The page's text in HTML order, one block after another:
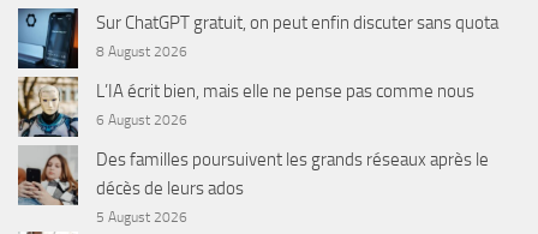
Sur ChatGPT gratuit, on peut enfin discuter sans quota
8 August 2026
L’IA écrit bien, mais elle ne pense pas comme nous
6 August 2026
Des familles poursuivent les grands réseaux après le
décès de leurs ados
5 August 2026